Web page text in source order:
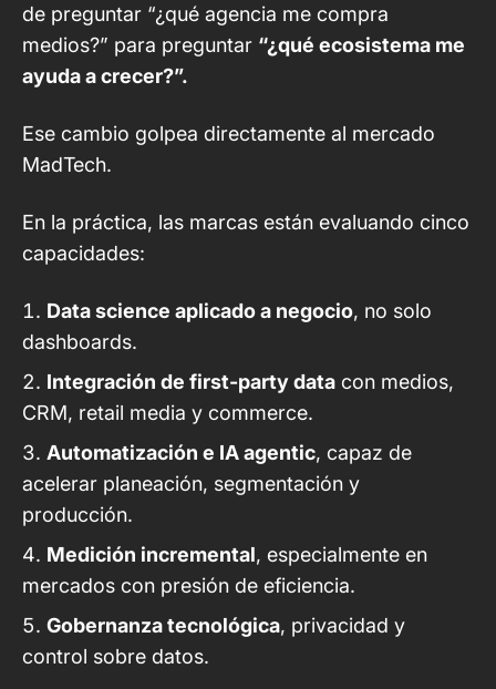
de preguntar “¿qué agencia me compra
medios?” para preguntar “¿qué ecosistema me
ayuda a crecer?”.
Ese cambio golpea directamente al mercado
MadTech.
En la práctica, las marcas están evaluando cinco
capacidades:
Data science aplicado a negocio, no solo
dashboards.
Integración de first-party data con medios,
CRM, retail media y commerce.
Automatización e IA agentic, capaz de
acelerar planeación, segmentación y
producción.
Medición incremental, especialmente en
mercados con presión de eficiencia.
Gobernanza tecnológica, privacidad y
control sobre datos.